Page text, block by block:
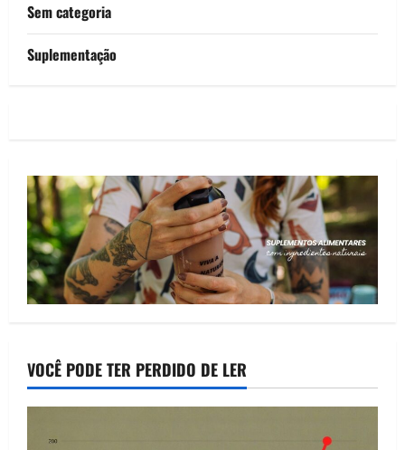
Sem categoria
Suplementação
VOCÊ PODE TER PERDIDO DE LER